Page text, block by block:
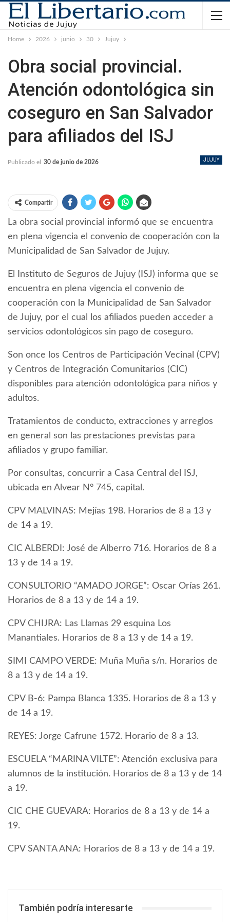
Home 2026 junio 30 Jujuy
Obra social provincial.
Atención odontológica sin
coseguro en San Salvador
para afiliados del ISJ
JUJUY
Publicado el 30 de junio de 2026
Compartir
La obra social provincial informó que se encuentra
en plena vigencia el convenio de cooperación con la
Municipalidad de San Salvador de Jujuy.
El Instituto de Seguros de Jujuy (ISJ) informa que se
encuentra en plena vigencia el convenio de
cooperación con la Municipalidad de San Salvador
de Jujuy, por el cual los afiliados pueden acceder a
servicios odontológicos sin pago de coseguro.
Son once los Centros de Participación Vecinal (CPV)
y Centros de Integración Comunitarios (CIC)
disponibles para atención odontológica para niños y
adultos.
Tratamientos de conducto, extracciones y arreglos
en general son las prestaciones previstas para
afiliados y grupo familiar.
Por consultas, concurrir a Casa Central del ISJ,
ubicada en Alvear N° 745, capital.
CPV MALVINAS: Mejías 198. Horarios de 8 a 13 y
de 14 a 19.
CIC ALBERDI: José de Alberro 716. Horarios de 8 a
13 y de 14 a 19.
CONSULTORIO “AMADO JORGE”: Oscar Orías 261.
Horarios de 8 a 13 y de 14 a 19.
CPV CHIJRA: Las Llamas 29 esquina Los
Manantiales. Horarios de 8 a 13 y de 14 a 19.
SIMI CAMPO VERDE: Muña Muña s/n. Horarios de
8 a 13 y de 14 a 19.
CPV B-6: Pampa Blanca 1335. Horarios de 8 a 13 y
de 14 a 19.
REYES: Jorge Cafrune 1572. Horario de 8 a 13.
ESCUELA “MARINA VILTE”: Atención exclusiva para
alumnos de la institución. Horarios de 8 a 13 y de 14
a 19.
CIC CHE GUEVARA: Horarios de 8 a 13 y de 14 a
19.
CPV SANTA ANA: Horarios de 8 a 13 y de 14 a 19.
También podría interesarte